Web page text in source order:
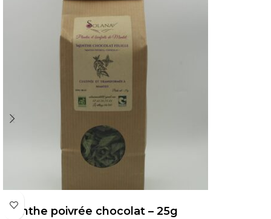
Menthe poivrée chocolat – 25g